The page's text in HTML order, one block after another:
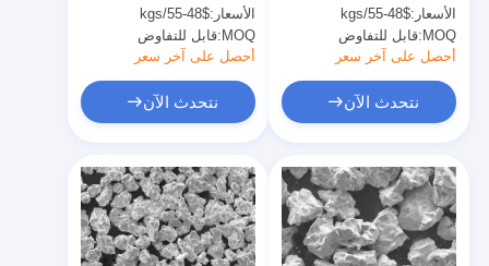
للاستكشاف الجيولوجي
الأسعار:$48-55/kgs
MOQ: قابل للتفاوض
أحصل على آخر سعر
نتحدث الآن
ل HVOF Spay
الأسعار:$48-55/kgs
MOQ: قابل للتفاوض
أحصل على آخر سعر
نتحدث الآن